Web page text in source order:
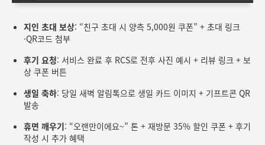
지인 초대 보상: “친구 초대 시 양측 5,000원 쿠폰” + 초대 링크
·QR코드 첨부
후기 요청: 서비스 완료 후 RCS로 전후 사진 예시 + 리뷰 링크 + 보
상 쿠폰 버튼
생일 축하: 당일 새벽 알림톡으로 생일 카드 이미지 + 기프트콘 QR
발송
휴면 깨우기: “오랜만이에요~” 톤 + 재방문 35% 할인 쿠폰 + 후기
작성 시 추가 혜택